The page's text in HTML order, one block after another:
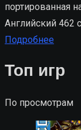
портированная
Английский 462
Подробнее
Топ игр
По просмотрам